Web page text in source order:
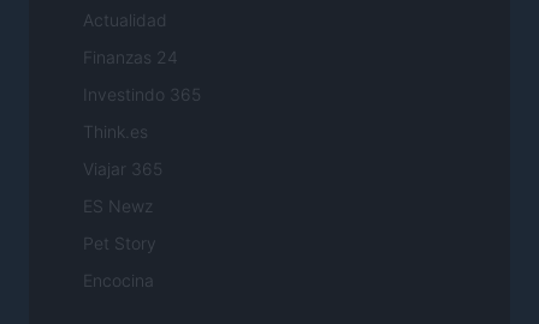
Actualidad
Finanzas 24
Investindo 365
Think.es
Viajar 365
ES Newz
Pet Story
Encocina